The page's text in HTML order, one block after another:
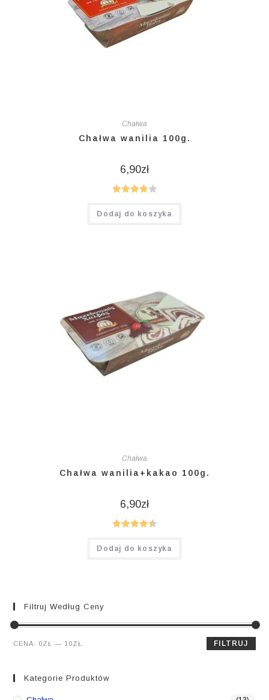
Chałwa
Chałwa wanilia 100g.
6,90zł
Oceniono
4.00 na 5
Dodaj do koszyka
Chałwa
Chałwa wanilia+kakao 100g.
6,90zł
Oceniono
4.50na 5
Dodaj do koszyka
Filtruj Według Ceny
Cena
Cena
FILTRUJ
CENA: 0ZŁ — 10ZŁ
Kategorie Produktów